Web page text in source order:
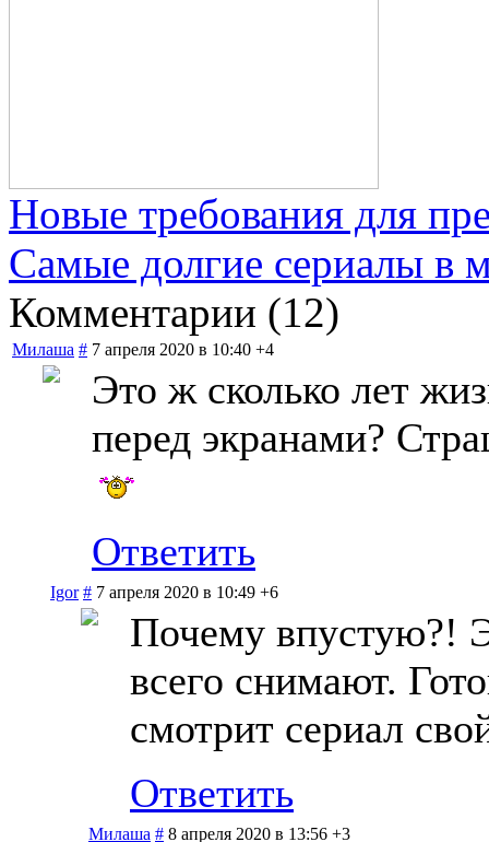
Новые требования для
Самые долгие сериалы в
Комментарии (12)
Милаша # 7 апреля 2020 в 10:40 +4
Это ж сколько лет
перед экранами?
Ответить
Igor # 7 апреля 2020 в 10:49 +6
Почему впустую?!
всего снимают.
смотрит сериал
Ответить
Милаша # 8 апреля 2020 в 13:56 +3